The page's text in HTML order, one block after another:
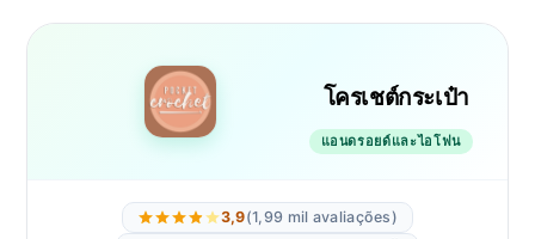
โครเชต์กระเป๋า
แอนดรอยด์และไอโฟน
3,9(1,99 mil avaliações)